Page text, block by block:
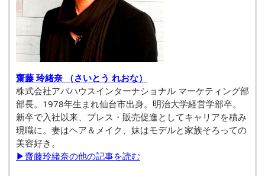
齋藤 玲緒奈 （さいとう れおな）
株式会社アバハウスインターナショナル マーケティング部
部長。1978年生まれ仙台市出身。明治大学経営学部卒。
新卒で入社以来、プレス・販売促進としてキャリアを積み
現職に。妻はヘア＆メイク、妹はモデルと家族そろっての
美容好き。
▶齋藤玲緒奈の他の記事を読む